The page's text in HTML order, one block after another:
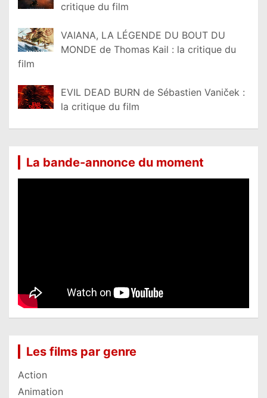
critique du film
VAIANA, LA LÉGENDE DU BOUT DU
MONDE de Thomas Kail : la critique du
film
EVIL DEAD BURN de Sébastien Vaniček :
la critique du film
La bande-annonce du moment
Les films par genre
Action
Animation